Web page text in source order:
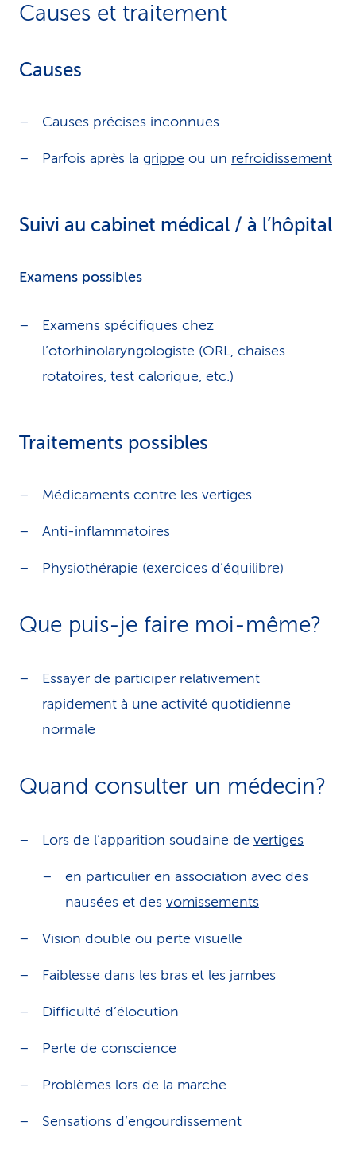
Causes et traitement
Causes
Causes précises inconnues
Parfois après la grippe ou un refroidissement
Suivi au cabinet médical / à l’hôpital
Examens possibles
Examens spécifiques chez
l’otorhinolaryngologiste (ORL, chaises
rotatoires, test calorique, etc.)
Traitements possibles
Médicaments contre les vertiges
Anti-inflammatoires
Physiothérapie (exercices d’équilibre)
Que puis-je faire moi-même?
Essayer de participer relativement
rapidement à une activité quotidienne
normale
Quand consulter un médecin?
Lors de l’apparition soudaine de vertiges
en particulier en association avec des
nausées et des vomissements
Vision double ou perte visuelle
Faiblesse dans les bras et les jambes
Difficulté d’élocution
Perte de conscience
Problèmes lors de la marche
Sensations d’engourdissement